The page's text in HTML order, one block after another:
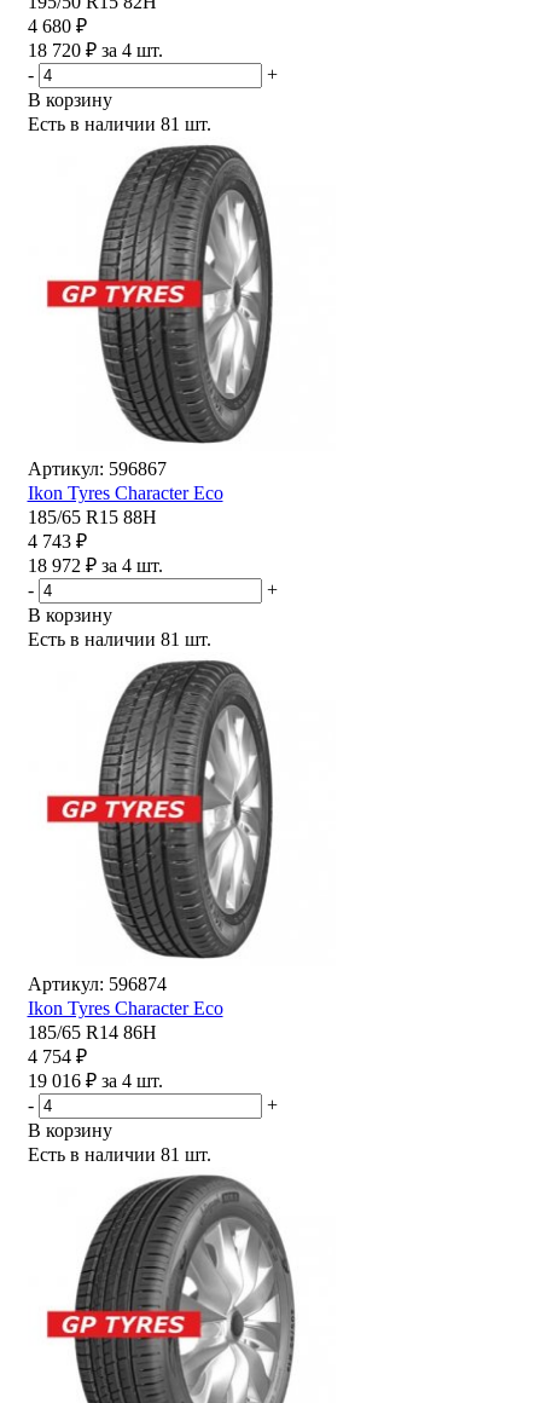
4 680 ₽
18 720 ₽ за 4 шт.
-
+
В корзину
Есть в наличии 81 шт.
Артикул: 596867
Ikon Tyres Character Eco
185/65 R15 88H
4 743 ₽
18 972 ₽ за 4 шт.
-
+
В корзину
Есть в наличии 81 шт.
Артикул: 596874
Ikon Tyres Character Eco
185/65 R14 86H
4 754 ₽
19 016 ₽ за 4 шт.
-
+
В корзину
Есть в наличии 81 шт.